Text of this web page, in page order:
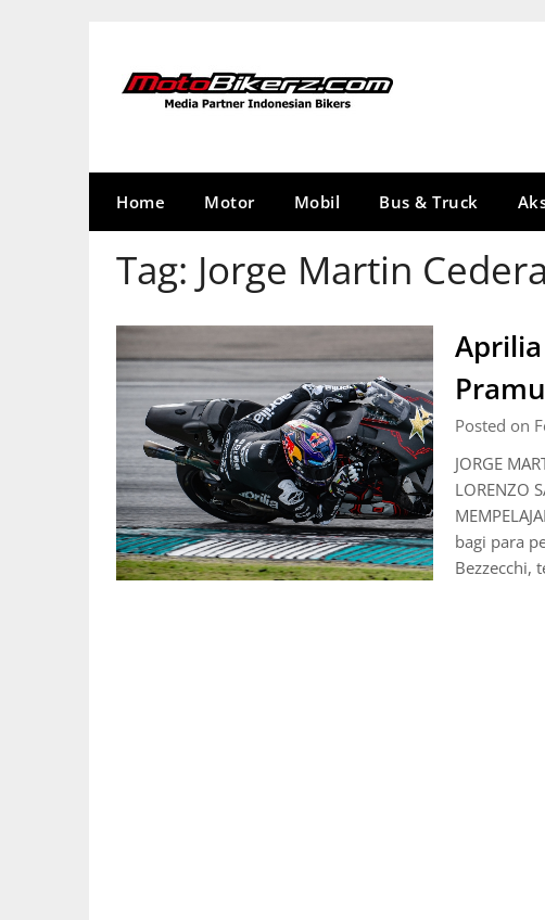
Home Motor Mobil Bus & Truck
Tag: Jorge Martin Cedera
Posted on
JORGE
LORENZO
bagi para
Bezzecchi,